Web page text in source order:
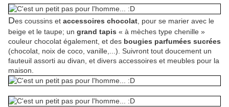
Des coussins et accessoires chocolat , pour se marier avec le
beige et le taupe; un grand tapis « à mèches type chenille »
couleur chocolat également, et des bougies parfumées sucrées
(chocolat, noix de coco, vanille,...). Suivront tout doucement un
fauteuil assorti au divan, et divers accessoires et meubles pour la
maison.